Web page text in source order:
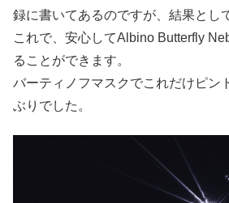
録に書いてあるのですが、結果とし
これで、安心してAlbino Butterfly
ることができます。
バーティノフマスクでこれだけピン
ぶりでした。